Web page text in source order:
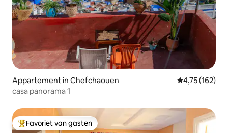
Appartement in Chefchaouen Gemiddelde
4,75 (162)
casa panorama 1
Topfavoriet van gasten
Favoriet van gasten